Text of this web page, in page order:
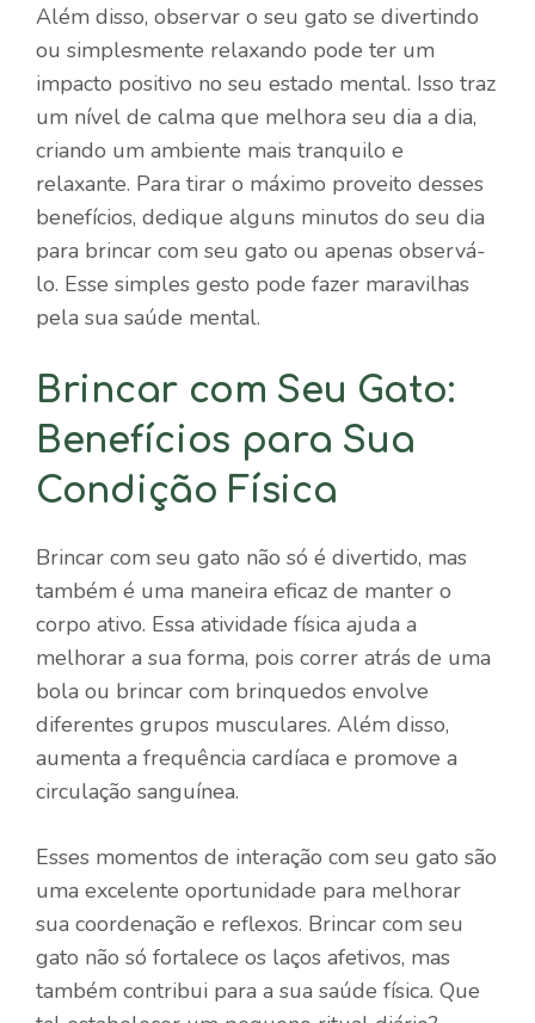
Além disso, observar o seu gato se divertindo
ou simplesmente relaxando pode ter um
impacto positivo no seu estado mental. Isso traz
um nível de calma que melhora seu dia a dia,
criando um ambiente mais tranquilo e
relaxante. Para tirar o máximo proveito desses
benefícios, dedique alguns minutos do seu dia
para brincar com seu gato ou apenas observá-
lo. Esse simples gesto pode fazer maravilhas
pela sua saúde mental.
Brincar com Seu Gato:
Benefícios para Sua
Condição Física
Brincar com seu gato não só é divertido, mas
também é uma maneira eficaz de manter o
corpo ativo. Essa atividade física ajuda a
melhorar a sua forma, pois correr atrás de uma
bola ou brincar com brinquedos envolve
diferentes grupos musculares. Além disso,
aumenta a frequência cardíaca e promove a
circulação sanguínea.
Esses momentos de interação com seu gato são
uma excelente oportunidade para melhorar
sua coordenação e reflexos. Brincar com seu
gato não só fortalece os laços afetivos, mas
também contribui para a sua saúde física. Que